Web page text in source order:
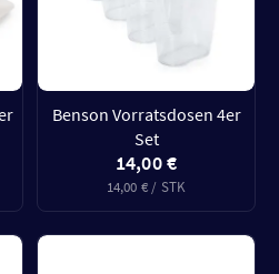
Benson Vorratsdosen 4er
Set
14,00 €
14,00 € / STK